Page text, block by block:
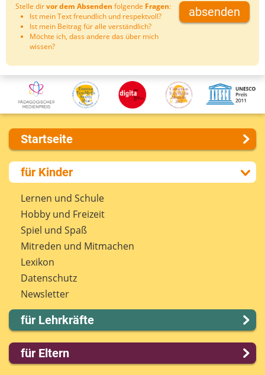
Stelle dirvor dem Absenden folgende Fragen:
Ist mein Text freundlich und respektvoll?
Ist mein Beitrag für alle verständlich?
Möchte ich, dass andere das über mich
wissen?
absenden
Startseite
Über uns
Presse
Kontakt
Impressum
Internet-ABC Sitemap
Barrierefreiheit
Länderprojekte
für Kinder
Lernen und Schule
Hobby und Freizeit
Spiel und Spaß
Mitreden und Mitmachen
Lexikon
Datenschutz
Newsletter
für Lehrkräfte
Lernmodule
Unterrichts­materialien
für Eltern